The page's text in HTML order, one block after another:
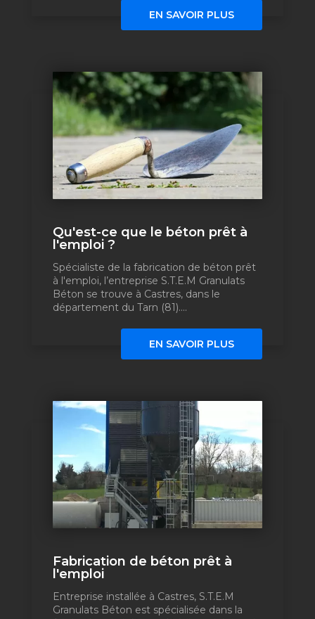
EN SAVOIR PLUS
Qu'est-ce que le béton prêt à
l'emploi ?
Spécialiste de la fabrication de béton prêt
à l'emploi, l’entreprise S.T.E.M Granulats
Béton se trouve à Castres, dans le
département du Tarn (81)....
EN SAVOIR PLUS
Fabrication de béton prêt à
l'emploi
Entreprise installée à Castres, S.T.E.M
Granulats Béton est spécialisée dans la